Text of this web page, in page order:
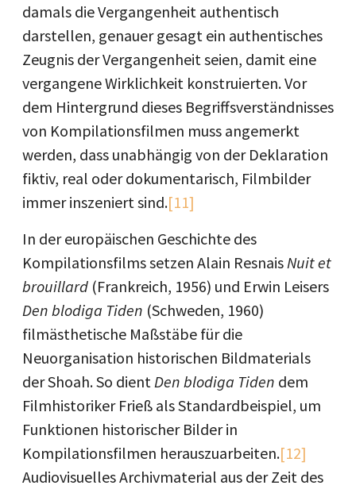
damals die Vergangenheit authentisch
darstellen, genauer gesagt ein authentisches
Zeugnis der Vergangenheit seien, damit eine
vergangene Wirklichkeit konstruierten. Vor
dem Hintergrund dieses Begriffsverständnisses
von Kompilationsfilmen muss angemerkt
werden, dass unabhängig von der Deklaration
fiktiv, real oder dokumentarisch, Filmbilder
immer inszeniert sind.[11]
In der europäischen Geschichte des
Kompilationsfilms setzen Alain Resnais Nuit et
brouillard (Frankreich, 1956) und Erwin Leisers
Den blodiga Tiden (Schweden, 1960)
filmästhetische Maßstäbe für die
Neuorganisation historischen Bildmaterials
der Shoah. So dient Den blodiga Tiden dem
Filmhistoriker Frieß als Standardbeispiel, um
Funktionen historischer Bilder in
Kompilationsfilmen herauszuarbeiten.[12]
Audiovisuelles Archivmaterial aus der Zeit des